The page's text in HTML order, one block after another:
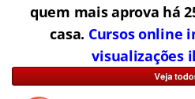
quem mais aprova há
casa. Cursos online
visualizações